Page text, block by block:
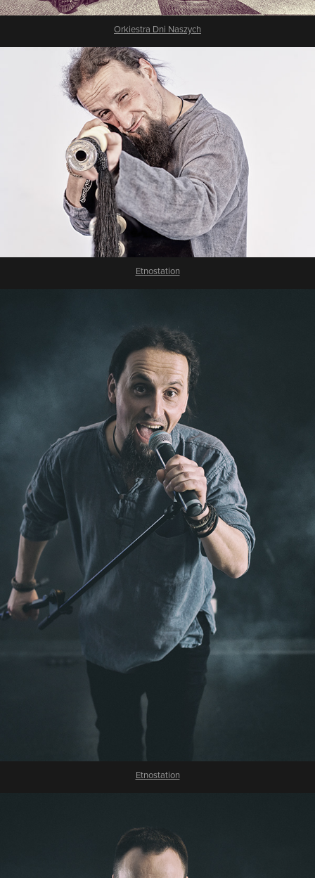
Orkiestra Dni Naszych
Etnostation
Etnostation